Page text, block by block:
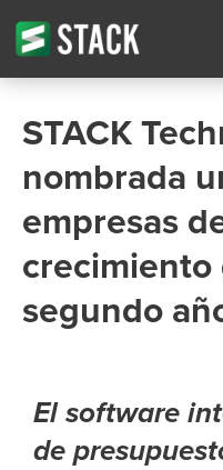
STACK
nombrada
empresas
crecimiento
segundo
El software
de